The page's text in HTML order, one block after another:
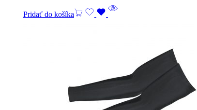
Pridať do košíka